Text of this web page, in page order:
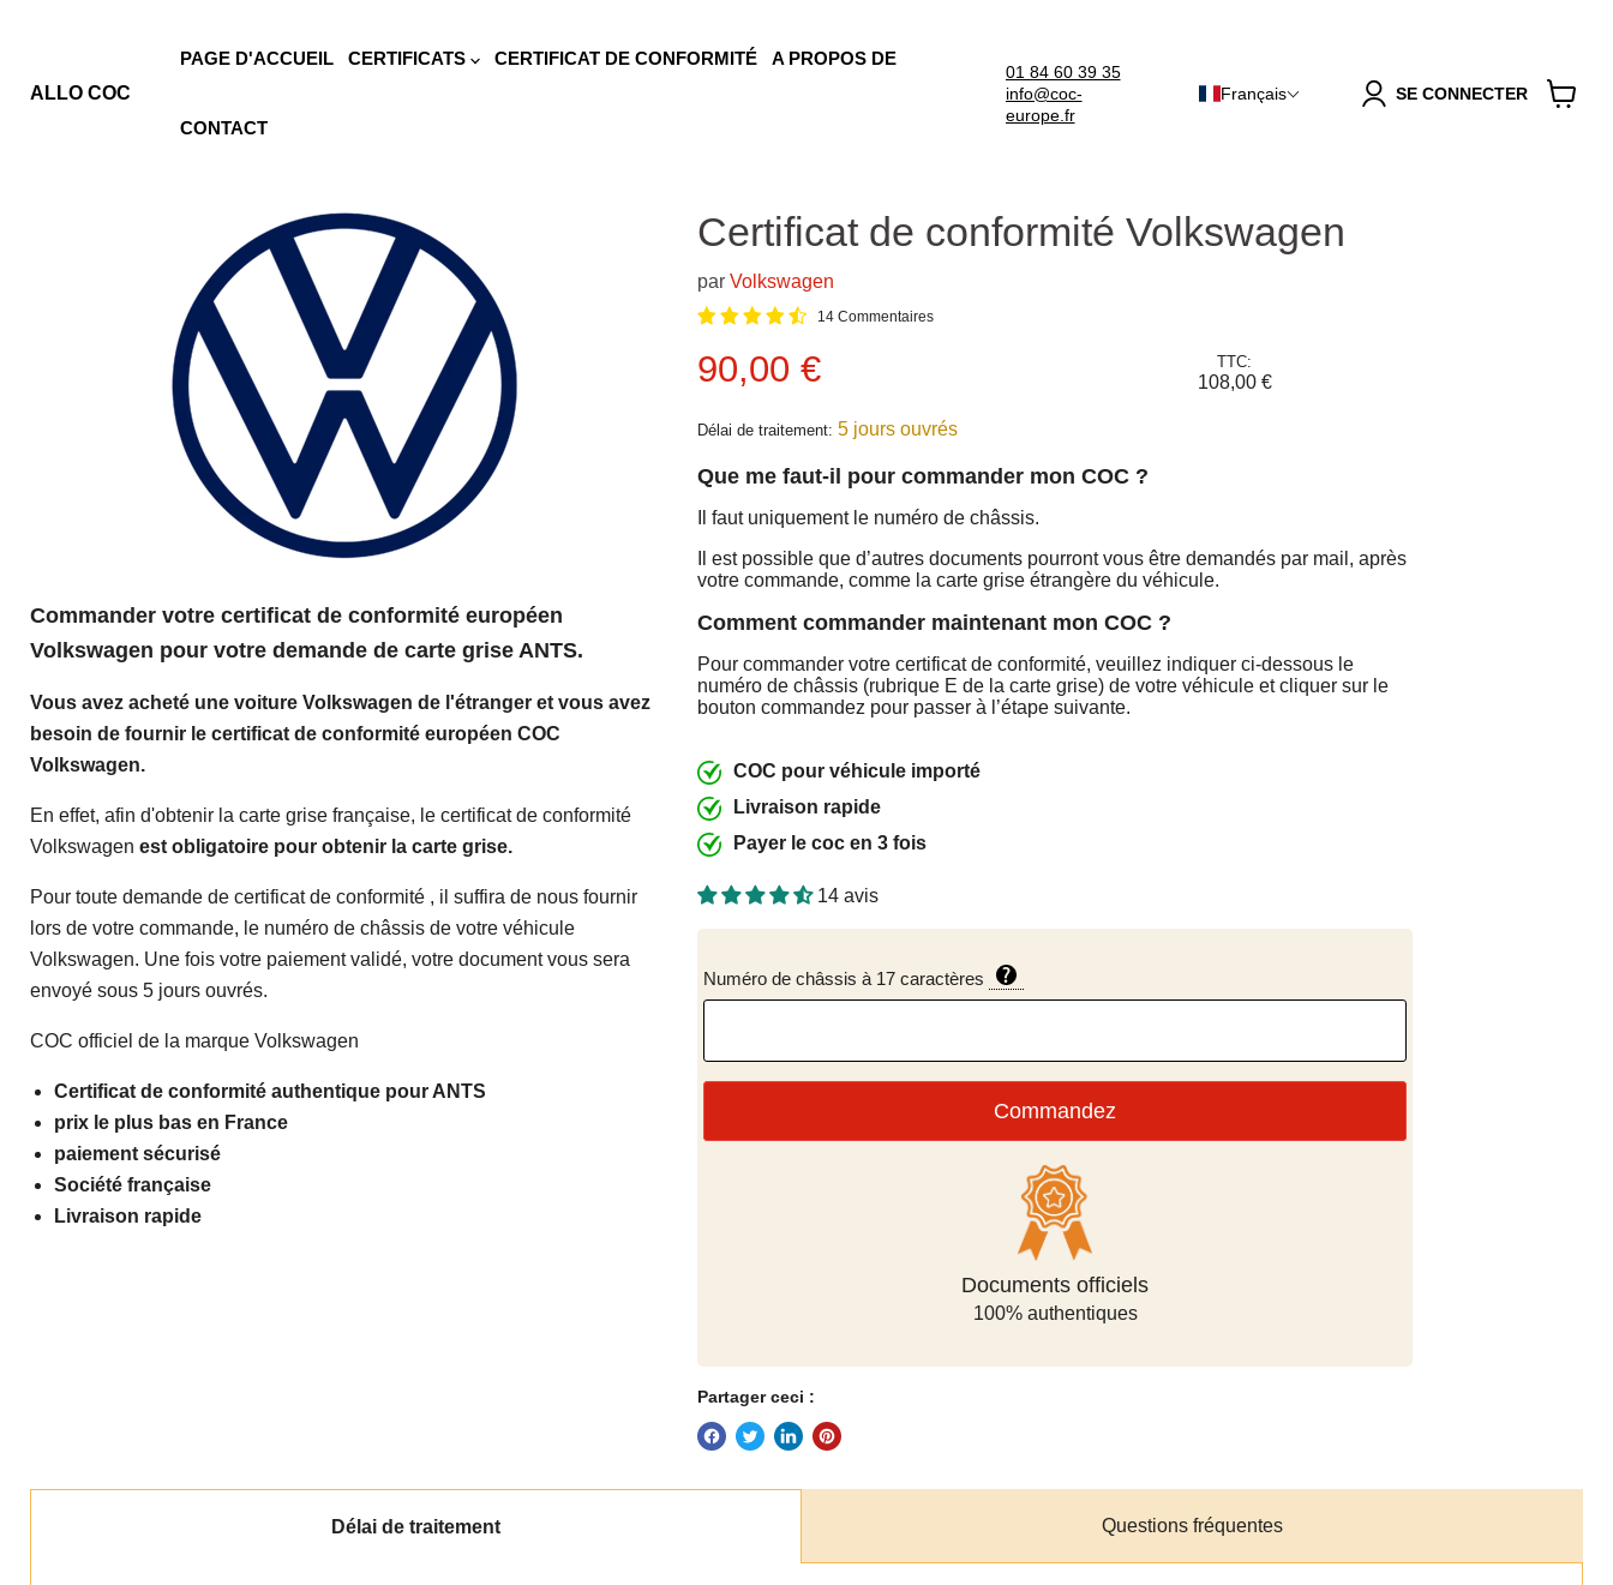
ALLO COC
PAGE D'ACCUEIL CERTIFICATS CERTIFICAT DE CONFORMITÉ A PROPOS DE
CONTACT
01 84 60 39 35
info@coc-
europe.fr
Français SE CONNECTER
Commander votre certificat de conformité européen
Volkswagen pour votre demande de carte grise ANTS.
Vous avez acheté une voiture Volkswagen de l'étranger et vous avez
besoin de fournir le certificat de conformité européen COC
Volkswagen.
En effet, afin d'obtenir la carte grise française, le certificat de conformité
Volkswagen est obligatoire pour obtenir la carte grise.
Pour toute demande de certificat de conformité , il suffira de nous fournir
lors de votre commande, le numéro de châssis de votre véhicule
Volkswagen. Une fois votre paiement validé, votre document vous sera
envoyé sous 5 jours ouvrés.
COC officiel de la marque Volkswagen
Certificat de conformité authentique pour ANTS
prix le plus bas en France
paiement sécurisé
Société française
Livraison rapide
Certificat de conformité Volkswagen
parVolkswagen
14 Commentaires
Prix actuel
90,00 € TTC:
108,00 €
Délai de traitement:5 jours ouvrés
Que me faut-il pour commander mon COC ?
Il faut uniquement le numéro de châssis.
Il est possible que d’autres documents pourront vous être demandés par mail, après
votre commande, comme la carte grise étrangère du véhicule.
Comment commander maintenant mon COC ?
Pour commander votre certificat de conformité, veuillez indiquer ci-dessous le
numéro de châssis (rubrique E de la carte grise) de votre véhicule et cliquer sur le
bouton commandez pour passer à l’étape suivante.
COC pour véhicule importé
Livraison rapide
Payer le coc en 3 fois
14 avis
Numéro de châssis à 17 caractères
Commandez
Méthodes de paiement
sécurisées
Partager ceci :
Délai de traitement Questions fréquentes